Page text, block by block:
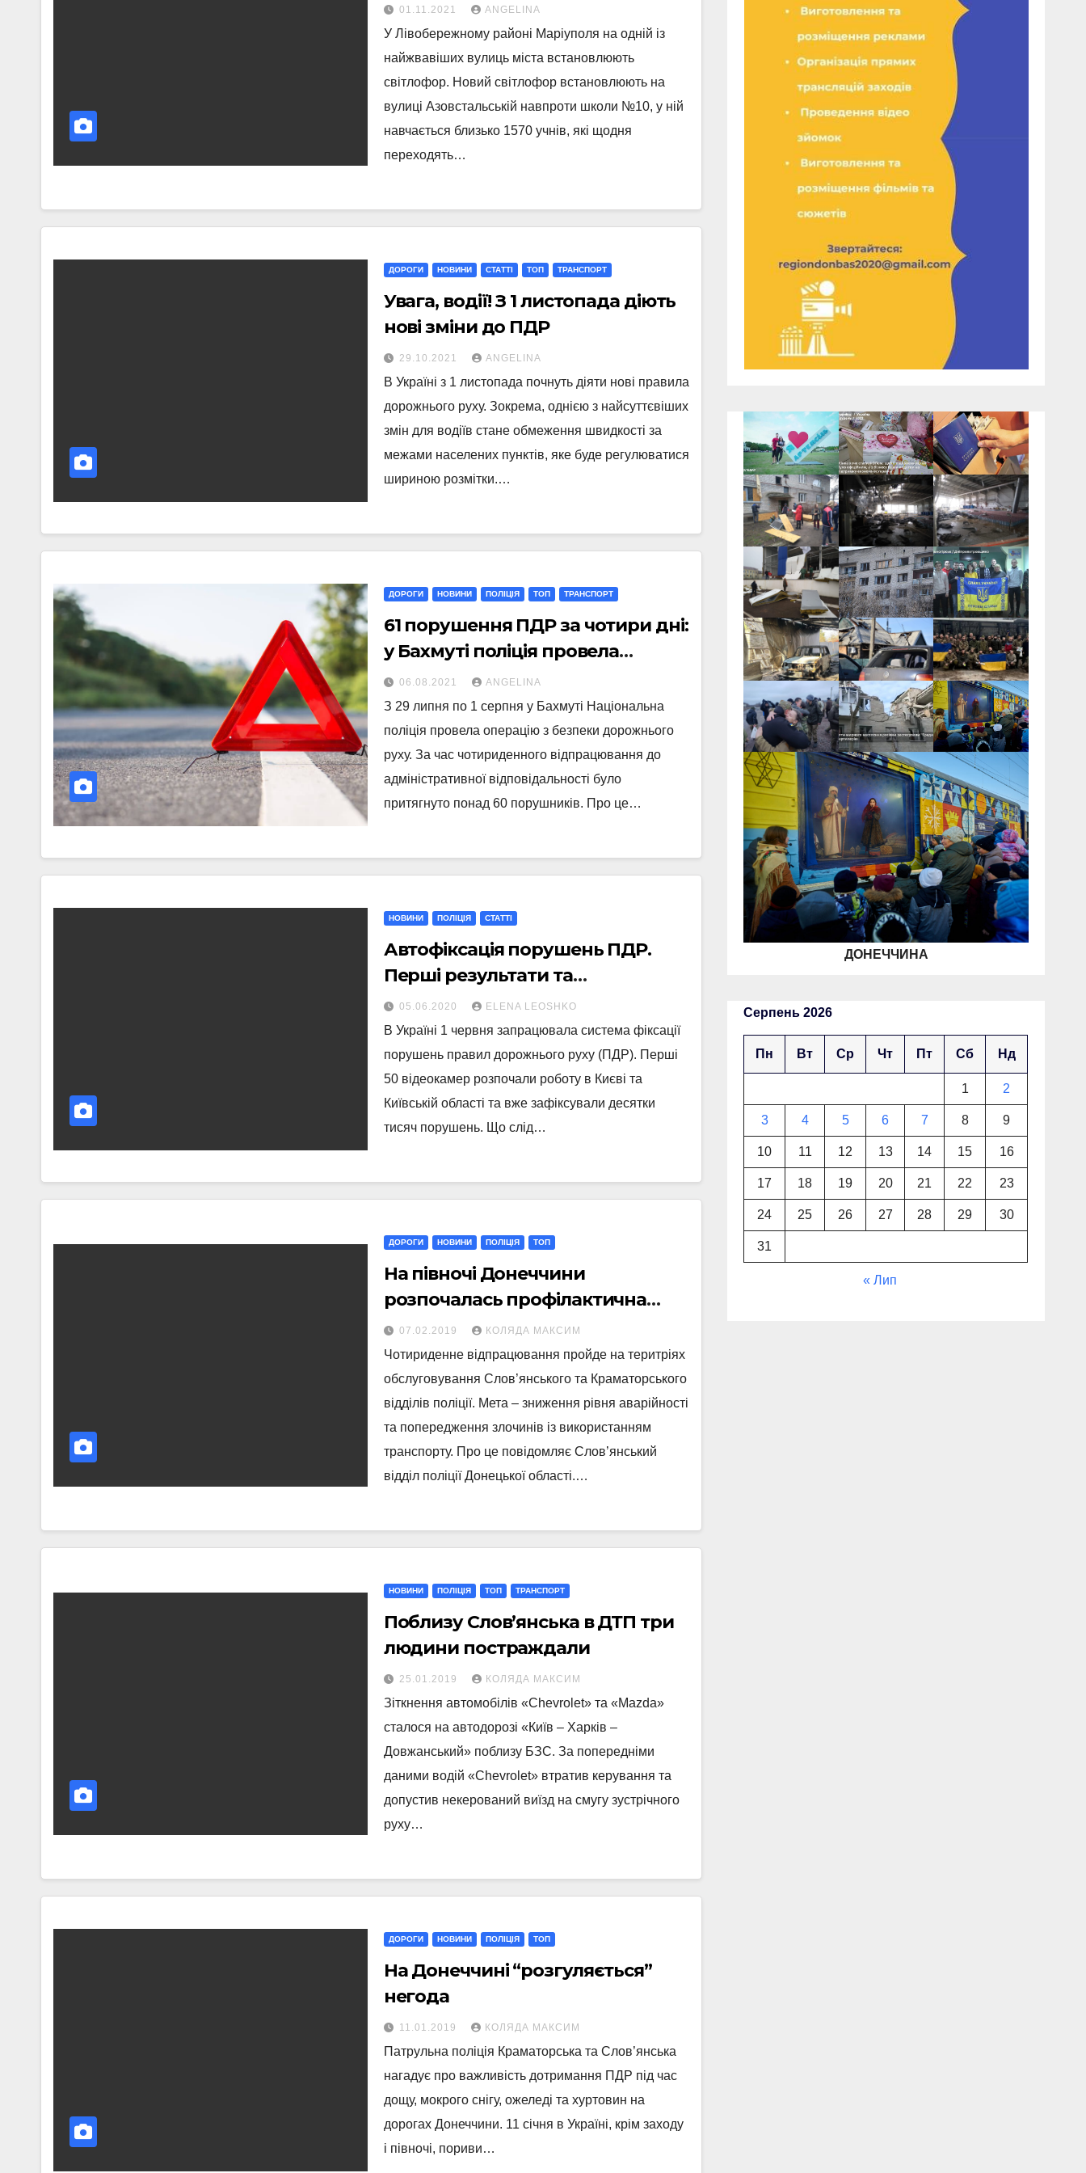
01.11.2021 ANGELINA
У Лівобережному районі Маріуполя на одній із
найжвавіших вулиць міста встановлюють
світлофор. Новий світлофор встановлюють на
вулиці Азовстальській навпроти школи №10, у ній
навчається близько 1570 учнів, які щодня
переходять…
ДОРОГИ НОВИНИ СТАТТI ТОП ТРАНСПОРТ
Увага, водії! З 1 листопада діють
нові зміни до ПДР
29.10.2021 ANGELINA
В Україні з 1 листопада почнуть діяти нові правила
дорожнього руху. Зокрема, однією з найсуттєвіших
змін для водіїв стане обмеження швидкості за
межами населених пунктів, яке буде регулюватися
шириною розмітки.…
ДОРОГИ НОВИНИ ПОЛІЦІЯ ТОП ТРАНСПОРТ
61 порушення ПДР за чотири дні:
у Бахмуті поліція провела
відпрацювання з безпеки на
дорогах
06.08.2021 ANGELINA
З 29 липня по 1 серпня у Бахмуті Національна
поліція провела операцію з безпеки дорожнього
руху. За час чотириденного відпрацювання до
адміністративної відповідальності було
притягнуто понад 60 порушників. Про це…
НОВИНИ ПОЛІЦІЯ СТАТТI
Автофіксація порушень ПДР.
Перші результати та
антирекорди
05.06.2020 ELENA LEOSHKO
В Україні 1 червня запрацювала система фіксації
порушень правил дорожнього руху (ПДР). Перші
50 відеокамер розпочали роботу в Києві та
Київській області та вже зафіксували десятки
тисяч порушень. Що слід…
ДОРОГИ НОВИНИ ПОЛІЦІЯ ТОП
На півночі Донеччини
розпочалась профілактична
спецоперація
07.02.2019 КОЛЯДА МАКСИМ
Чотириденне відпрацювання пройде на теритріях
обслуговування Слов’янського та Краматорського
відділів поліції. Мета – зниження рівня аварійності
та попередження злочинів із використанням
транспорту. Про це повідомляє Слов’янський
відділ поліції Донецької області.…
НОВИНИ ПОЛІЦІЯ ТОП ТРАНСПОРТ
Поблизу Слов’янська в ДТП три
людини постраждали
25.01.2019 КОЛЯДА МАКСИМ
Зіткнення автомобілів «Chevrolet» та «Mazda»
сталося на автодорозі «Київ – Харків –
Довжанський» поблизу БЗС. За попередніми
даними водій «Chevrolet» втратив керування та
допустив некерований виїзд на смугу зустрічного
руху…
ДОРОГИ НОВИНИ ПОЛІЦІЯ ТОП
На Донеччині “розгуляється”
негода
11.01.2019 КОЛЯДА МАКСИМ
Патрульна поліція Краматорська та Слов’янська
нагадує про важливість дотримання ПДР під час
дощу, мокрого снігу, ожеледі та хуртовин на
дорогах Донеччини. 11 січня в Україні, крім заходу
і півночі, пориви…
ДОНЕЧЧИНА
Серпень 2026
Пн Вт Ср Чт Пт Сб Нд
1 2
3 4 5 6 7 8 9
10 11 12 13 14 15 16
17 18 19 20 21 22 23
24 25 26 27 28 29 30
31
« Лип